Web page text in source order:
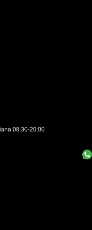
08:30-20:00